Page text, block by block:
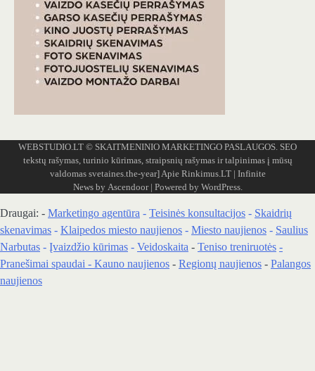
WEBSTUDIO.LT © SKAITMENINIO MARKETINGO PASLAUGOS. SEO
tekstų rašymas, turinio kūrimas, straipsnių rašymas ir talpinimas į mūsų
valdomas svetaines.the-year] Apie Rinkimus.LT| Infinite
News by Ascendoor| Powered by WordPress.
Draugai: - Marketingo agentūra - Teisinės konsultacijos - Skaidrių
skenavimas - Klaipedos miesto naujienos - Miesto naujienos - Saulius
Narbutas - Įvaizdžio kūrimas - Veidoskaita - Teniso treniruotės -
Pranešimai spaudai - Kauno naujienos - Regionų naujienos - Palangos
naujienos